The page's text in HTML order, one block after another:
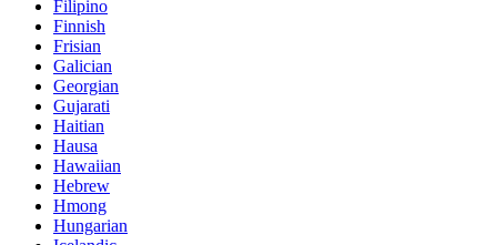
Filipino
Finnish
Frisian
Galician
Georgian
Gujarati
Haitian
Hausa
Hawaiian
Hebrew
Hmong
Hungarian